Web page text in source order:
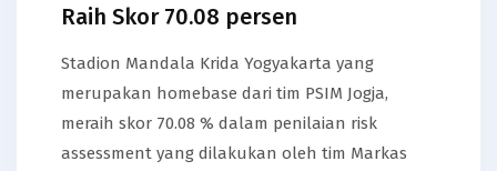
Raih Skor 70.08 persen
Stadion Mandala Krida Yogyakarta yang
merupakan homebase dari tim PSIM Jogja,
meraih skor 70.08 % dalam penilaian risk
assessment yang dilakukan oleh tim Markas